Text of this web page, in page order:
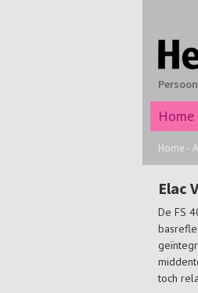
Home
Home -
Elac
De FS
toch